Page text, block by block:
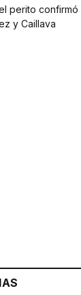
perito
y Caillava